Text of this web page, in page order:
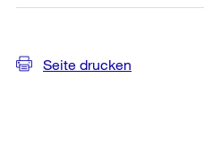
Seite drucken